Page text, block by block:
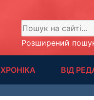
Розширений
ХРОНІКА ВІД